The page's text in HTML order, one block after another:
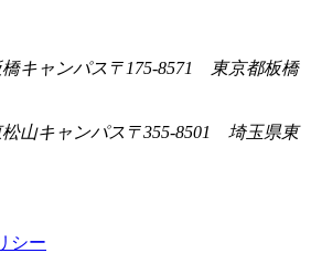
キャンパス 〒175-8571 東京都板橋
山キャンパス 〒355-8501 埼玉県東
シー